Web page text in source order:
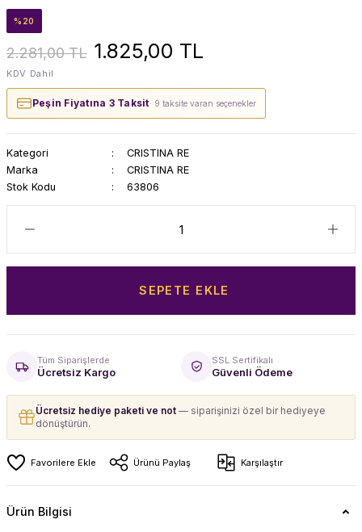
%20
2.281,00 TL 1.825,00 TL
KDV Dahil
Peşin Fiyatına 3 Taksit· 9 taksite varan seçenekler
Kategori
CRISTINA RE
Marka
CRISTINA RE
Stok Kodu
63806
SEPETE EKLE
Tüm Siparişlerde
Ücretsiz Kargo
SSL Sertifikalı
Güvenli Ödeme
Ücretsiz hediye paketi ve not — siparişinizi özel bir hediyeye
dönüştürün.
Ürünü Paylaş Karşılaştır
Ürün Bilgisi